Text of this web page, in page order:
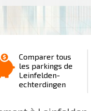
Comparer tous
les parkings de
Leinfelden-
echterdingen